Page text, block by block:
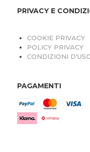
PRIVACY E
COOKIE PRIVACY
POLICY PRIVACY
CONDIZIONI
PAGAMENTI